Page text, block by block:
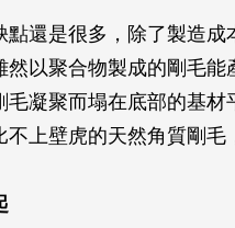
點還是很多，除了製造
然以聚合物製成的剛毛
毛凝聚而塌在底部的基
上壁虎的天然角質剛毛